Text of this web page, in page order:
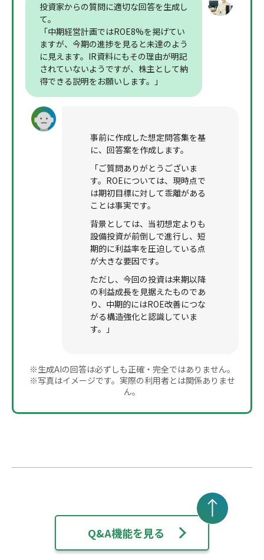
投資家からの質問に適切な回答を生成し
て。
「中期経営計画ではROE8%を掲げてい
ますが、今期の進捗を見ると未達のよう
に見えます。IR資料にもその理由が明記
されていないようですが、株主として納
得できる説明をお願いします。」
事前に作成した想定問答集を基
に、回答案を作成します。
「ご質問ありがとうございま
す。ROEについては、現時点で
は期初目標に対して乖離がある
ことは事実です。
背景としては、当初想定よりも
設備投資が前倒しで進行し、短
期的に利益率を圧迫している点
が大きな要因です。
ただし、今回の投資は来期以降
の利益成長を見据えたものであ
り、中期的にはROE改善につな
がる構造強化と認識していま
す。」
※生成AIの回答は必ずしも正確・完全ではありません。
※写真はイメージです。実際の利用者とは関係ありませ
ん。
Q&A機能を見る